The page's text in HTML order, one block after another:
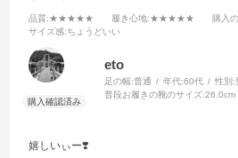
品質:★★★★★ 履き心地:★★★★★ 購入
サイズ感:ちょうどいい
eto
足の幅:普通 年代:60代 性別:
普段お履きの靴のサイズ:26.0cm
嬉しいぃー❣️